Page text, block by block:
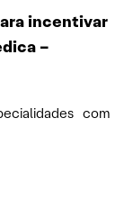
incentivar
–
com